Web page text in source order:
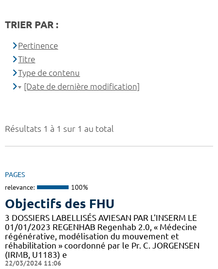
Résultats 1 à 1 sur 1 au total
PAGES
relevance: 100%
Objectifs des FHU
3 DOSSIERS LABELLISÉS AVIESAN PAR L'INSERM LE
01/01/2023 REGENHAB Regenhab 2.0, « Médecine
régénérative, modélisation du mouvement et
réhabilitation » coordonné par le Pr. C. JORGENSEN
(IRMB, U1183) e
22/03/2024 11:06
TRIER PAR :
Pertinence
Titre
Type de contenu
[Date de dernière modification]